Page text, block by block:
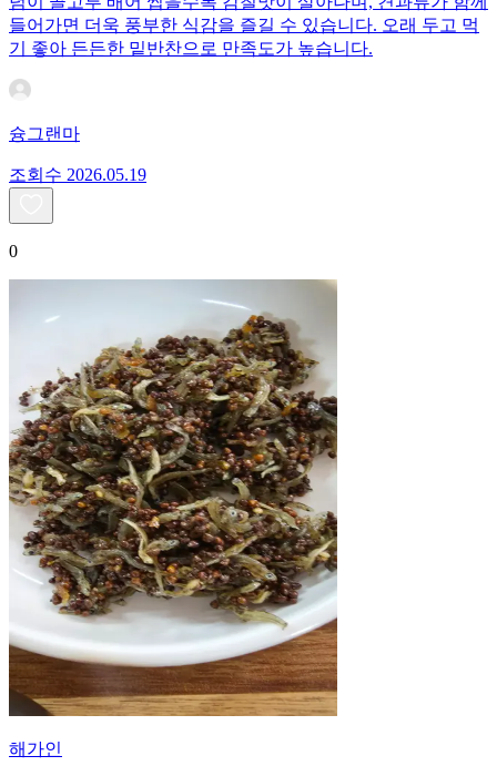
들어가면 더욱 풍부한 식감을 즐길 수 있습니다. 오래 두고 먹
기 좋아 든든한 밑반찬으로 만족도가 높습니다.
슝그랜마
조회수 2026.05.19
0
해가인